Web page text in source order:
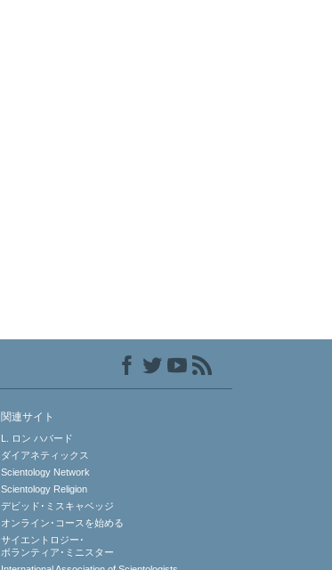
関連サイト
L. ロン ハバード
ダイアネティックス
Scientology Network
Scientology Religion
デビッド･ミスキャベッジ
オンライン･コースを始める
サイエントロジー･
ボランティア･ミニスター